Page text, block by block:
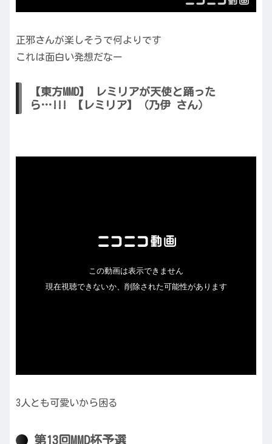
正邪さんが楽しそうで何よりです
これは面白い発想だなー
【東方MMD】 レミリアが天使と踊った
ら…!!! 【レミリア】（乃伊 さん）
3人とも可愛いから困る
第13回MMD杯予選